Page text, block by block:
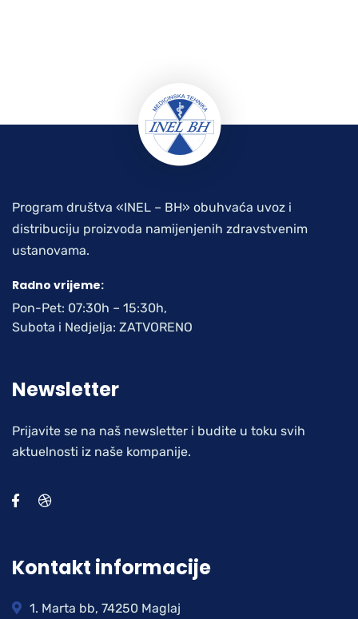
Program društva «INEL – BH» obuhvaća uvoz i
distribuciju proizvoda namijenjenih zdravstvenim
ustanovama.
Radno vrijeme:
Pon-Pet: 07:30h – 15:30h,
Subota i Nedjelja: ZATVORENO
Newsletter
Prijavite se na naš newsletter i budite u toku svih
aktuelnosti iz naše kompanije.
Kontakt informacije
1. Marta bb, 74250 Maglaj